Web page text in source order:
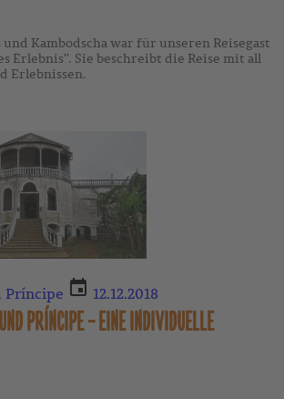
und Kambodscha war für unseren Reisegast
Erlebnis''. Sie beschreibt die Reise mit all
Erlebnissen.
Príncipe 12.12.2018
PRÍNCIPE – EINE INDIVIDUELLE